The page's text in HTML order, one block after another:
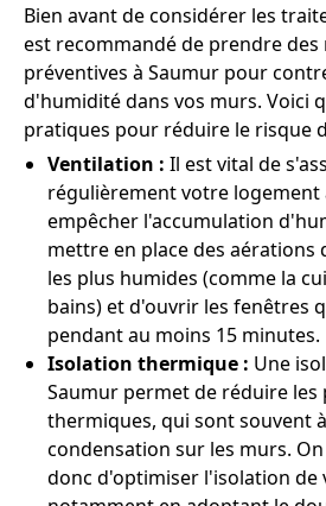
Bien avant de considérer les
est recommandé de prendre des
préventives à Saumur pour
d'humidité dans vos murs. Voici
pratiques pour réduire le risque
Ventilation : Il est vital de
régulièrement votre logement
empêcher l'accumulation
mettre en place des aérations
les plus humides (comme la
bains) et d'ouvrir les fenêtres
pendant au moins 15 minutes.
Isolation thermique : Une
Saumur permet de réduire les
thermiques, qui sont souvent
condensation sur les murs.
donc d'optimiser l'isolation de